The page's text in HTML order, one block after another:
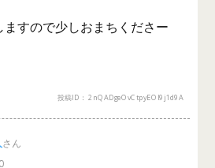
ので少しおまちくださー
投稿ID： 2nQADgeOvCtpyEOI9j1d9A
さん